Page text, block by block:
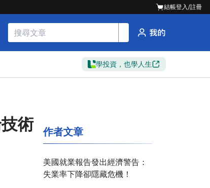
結帳登入/註冊
學投資，也學人生
術
作者文章
美國就業報告發出經濟警告：
失業率下降卻隱藏危機！